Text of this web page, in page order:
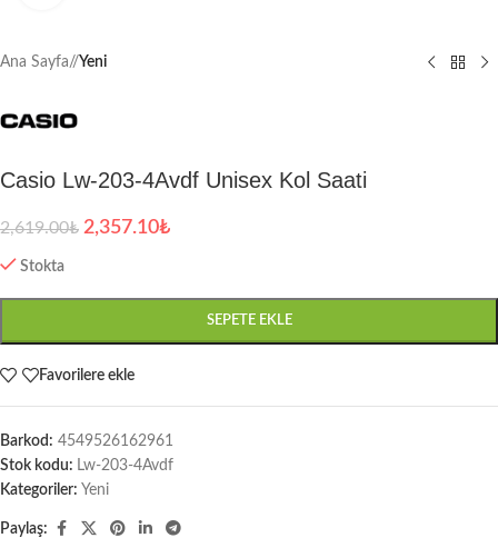
Ana Sayfa/ Yeni
Casio Lw-203-4Avdf Unisex Kol Saati
2,619.00₺ 2,357.10₺
Stokta
SEPETE EKLE
Favorilere ekle
Barkod: 4549526162961
Stok kodu: Lw-203-4Avdf
Kategoriler: Yeni
Paylaş: